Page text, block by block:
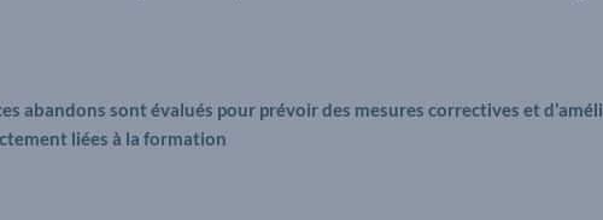
abandons sont évalués pour prévoir des mesures correctives et
liées à la formation